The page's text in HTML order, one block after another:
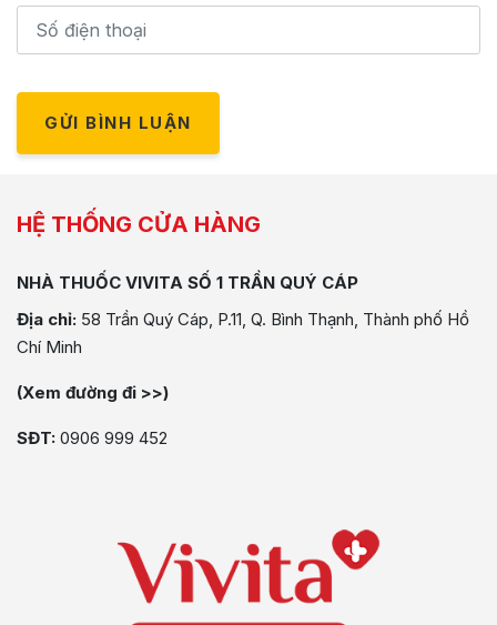
GỬI BÌNH LUẬN
HỆ THỐNG CỬA HÀNG
NHÀ THUỐC VIVITA SỐ 1 TRẦN QUÝ CÁP
Địa chỉ: 58 Trần Quý Cáp, P.11, Q. Bình Thạnh, Thành phố Hồ
Chí Minh
(Xem đường đi >>)
SĐT: 0906 999 452